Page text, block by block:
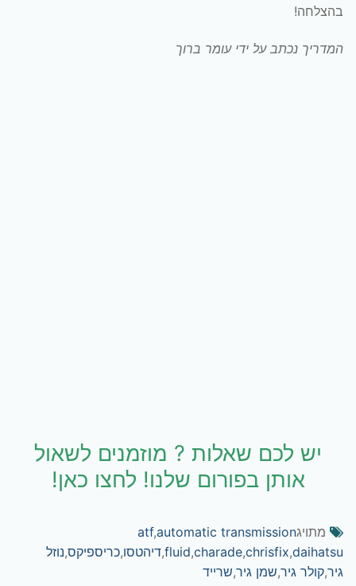
בהצלחה!
המדריך נכתב על ידי עומר ברוך
יש לכם שאלות ? מוזמנים לשאול
אותן בפורום שלנו! לחצו כאן!
מתויג atf,automatic transmission
fluid,charade,chrisfix,daihatsu
,דיהטסו,כריספיקס,נוזל
גיר,קולר גיר,שמן גיר,שרייד